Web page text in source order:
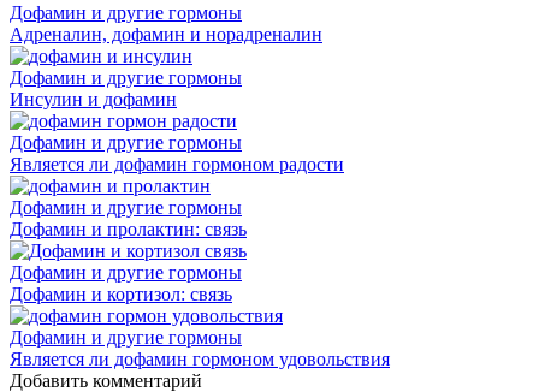
Дофамин и другие гормоны
Адреналин, дофамин и норадреналин
Дофамин и другие гормоны
Инсулин и дофамин
Дофамин и другие гормоны
Является ли дофамин гормоном радости
Дофамин и другие гормоны
Дофамин и пролактин: связь
Дофамин и другие гормоны
Дофамин и кортизол: связь
Дофамин и другие гормоны
Является ли дофамин гормоном удовольствия
Добавить комментарий